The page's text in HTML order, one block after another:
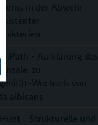
in der Abwehr
- Aufklärung des
zu-
Wechsels von
albicans
- Strukturelle und